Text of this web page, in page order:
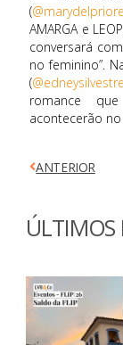
(
AMARGA e
conversará
no feminino”.
(
romance
acontecerão
ANTERIOR
ÚLTIMOS